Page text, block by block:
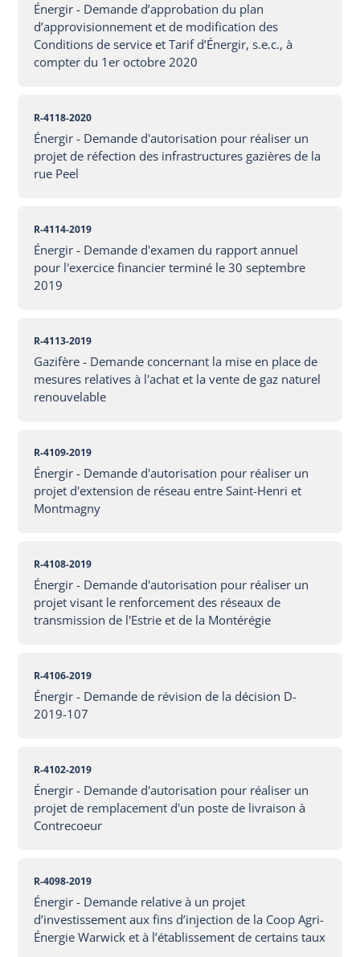
Énergir - Demande d’approbation du plan
d’approvisionnement et de modification des
Conditions de service et Tarif d’Énergir, s.e.c., à
compter du 1er octobre 2020
R-4118-2020
Énergir - Demande d'autorisation pour réaliser un
projet de réfection des infrastructures gazières de la
rue Peel
R-4114-2019
Énergir - Demande d'examen du rapport annuel
pour l'exercice financier terminé le 30 septembre
2019
R-4113-2019
Gazifère - Demande concernant la mise en place de
mesures relatives à l'achat et la vente de gaz naturel
renouvelable
R-4109-2019
Énergir - Demande d'autorisation pour réaliser un
projet d'extension de réseau entre Saint-Henri et
Montmagny
R-4108-2019
Énergir - Demande d'autorisation pour réaliser un
projet visant le renforcement des réseaux de
transmission de l'Estrie et de la Montérégie
R-4106-2019
Énergir - Demande de révision de la décision D-
2019-107
R-4102-2019
Énergir - Demande d'autorisation pour réaliser un
projet de remplacement d'un poste de livraison à
Contrecoeur
R-4098-2019
Énergir - Demande relative à un projet
d’investissement aux fins d’injection de la Coop Agri-
Énergie Warwick et à l’établissement de certains taux